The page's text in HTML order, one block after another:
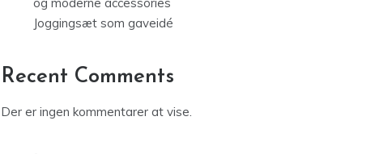
Joggingsæt som gaveidé
Recent Comments
Der er ingen kommentarer at vise.